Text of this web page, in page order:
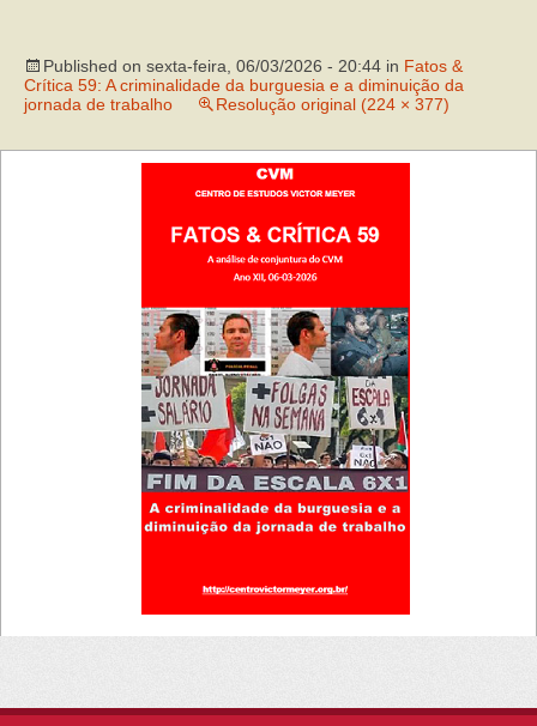
Published on sexta-feira, 06/03/2026 - 20:44 in Fatos &
Crítica 59: A criminalidade da burguesia e a diminuição da
jornada de trabalho
Resolução original (224 × 377)